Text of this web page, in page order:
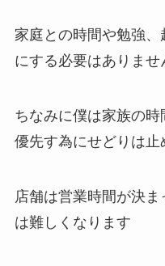
家庭との時間や勉強
にする必要はありませ
ちなみに僕は家族の
優先す為にせどりは止
店舗は営業時間が決
は難しくなります